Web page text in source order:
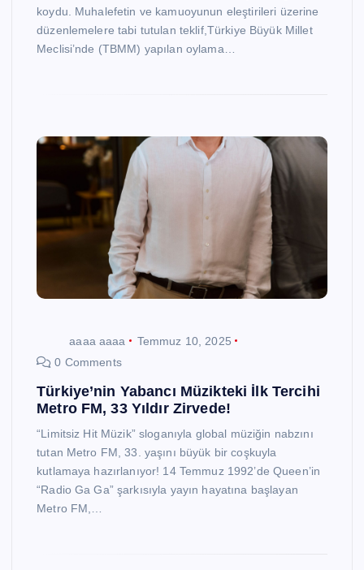
koydu. Muhalefetin ve kamuoyunun eleştirileri üzerine
düzenlemelere tabi tutulan teklif,Türkiye Büyük Millet
Meclisi’nde (TBMM) yapılan oylama…
aaaa aaaa
Temmuz 10, 2025
0 Comments
Türkiye’nin Yabancı Müzikteki İlk Tercihi
Metro FM, 33 Yıldır Zirvede!
“Limitsiz Hit Müzik” sloganıyla global müziğin nabzını
tutan Metro FM, 33. yaşını büyük bir coşkuyla
kutlamaya hazırlanıyor! 14 Temmuz 1992’de Queen’in
“Radio Ga Ga” şarkısıyla yayın hayatına başlayan
Metro FM,…